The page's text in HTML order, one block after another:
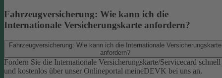
Fahrzeugversicherung: Wie kann ich die
Internationale Versicherungskarte anfordern?
Fahrzeugversicherung: Wie kann ich die Internationale Versicherungskarte
anfordern?
Fordern Sie die Internationale Versicherungskarte/Servicecard schnell
und kostenlos über unser Onlineportal meineDEVK bei uns an.